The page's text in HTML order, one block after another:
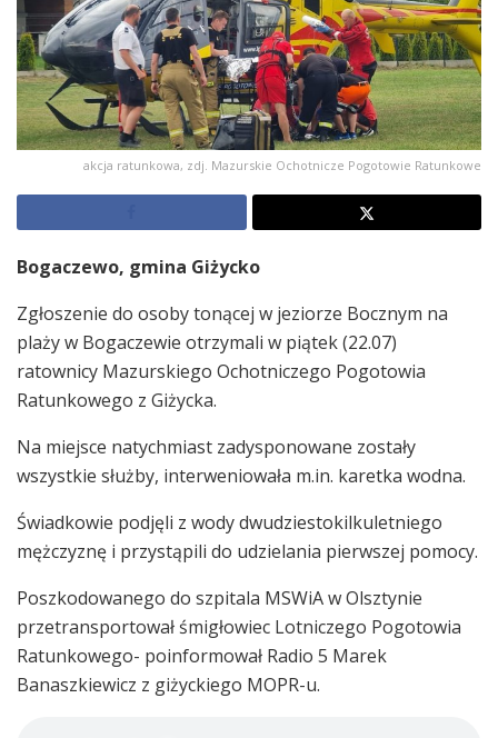
akcja ratunkowa, zdj. Mazurskie Ochotnicze Pogotowie Ratunkowe
Bogaczewo, gmina Giżycko
Zgłoszenie do osoby tonącej w jeziorze Bocznym na
plaży w Bogaczewie otrzymali w piątek (22.07)
ratownicy Mazurskiego Ochotniczego Pogotowia
Ratunkowego z Giżycka.
Na miejsce natychmiast zadysponowane zostały
wszystkie służby, interweniowała m.in. karetka wodna.
Świadkowie podjęli z wody dwudziestokilkuletniego
mężczyznę i przystąpili do udzielania pierwszej pomocy.
Poszkodowanego do szpitala MSWiA w Olsztynie
przetransportował śmigłowiec Lotniczego Pogotowia
Ratunkowego- poinformował Radio 5 Marek
Banaszkiewicz z giżyckiego MOPR-u.